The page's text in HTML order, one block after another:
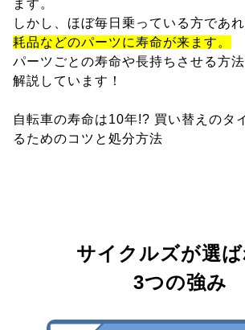
ます。
しかし、ほぼ毎日乗っている方であれ
耗品などのパーツに寿命が来ます。
パーツごとの寿命や長持ちさせる方
解説しています！
自転車の寿命は10年!? 買い替えのタ
るためのコツと処分方法
サイクルズが選ば
3つの強み